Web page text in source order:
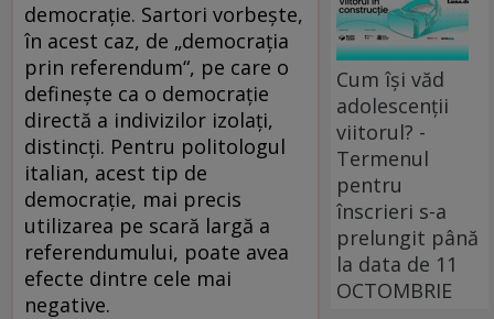
democrație. Sartori vorbește,
în acest caz, de „democrația
prin referendum“, pe care o
definește ca o democrație
directă a indivizilor izolați,
distincți. Pentru politologul
italian, acest tip de
democrație, mai precis
utilizarea pe scară largă a
referendumului, poate avea
efecte dintre cele mai
negative.
Cum își văd
adolescenții
viitorul? -
Termenul
pentru
înscrieri s-a
prelungit până
la data de 11
OCTOMBRIE